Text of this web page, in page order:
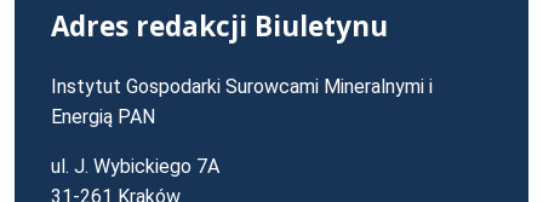
Adres redakcji Biuletynu
Instytut Gospodarki Surowcami Mineralnymi i
Energią PAN
ul. J. Wybickiego 7A
31-261 Kraków